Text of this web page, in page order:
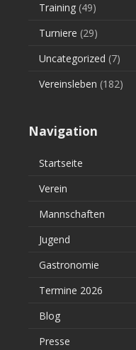
Training (49)
Turniere (29)
Uncategorized (7)
Vereinsleben (182)
Navigation
Startseite
Verein
Mannschaften
Jugend
Gastronomie
Termine 2026
Blog
Presse